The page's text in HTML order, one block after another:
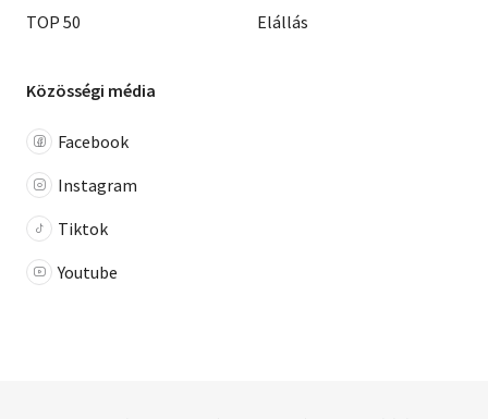
TOP 50
Elállás
Közösségi média
Facebook
Instagram
Tiktok
Youtube